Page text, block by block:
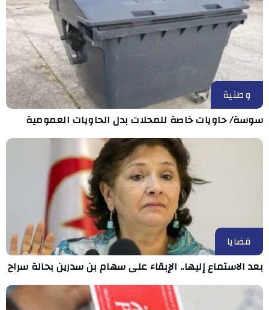
وطنية
سوسة/ حاويات خاصة للمحلات بدل الحاويات العمومية
قضايا
بعد الاستماع إليها.. الإبقاء على سهام بن سدرين بحالة سراح